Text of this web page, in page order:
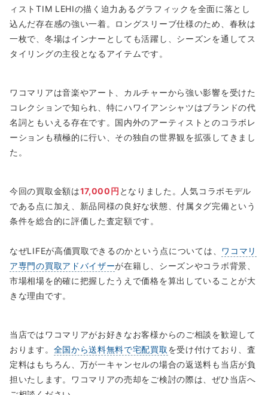
ィストTIM LEHIの描く迫力あるグラフィックを全面に落とし
込んだ存在感の強い一着。ロングスリーブ仕様のため、春秋は
一枚で、冬場はインナーとしても活躍し、シーズンを通してス
タイリングの主役となるアイテムです。
ワコマリアは音楽やアート、カルチャーから強い影響を受けた
コレクションで知られ、特にハワイアンシャツはブランドの代
名詞ともいえる存在です。国内外のアーティストとのコラボレ
ーションも積極的に行い、その独自の世界観を拡張してきまし
た。
今回の買取金額は17,000円 となりました。人気コラボモデル
である点に加え、新品同様の良好な状態、付属タグ完備という
条件を総合的に評価した査定額です。
なぜLIFEが高価買取できるのかという点については、 ワコマリ
ア専門の買取アドバイザーが在籍し、シーズンやコラボ背景、
市場相場を的確に把握したうえで価格を算出していることが大
きな理由です。
当店ではワコマリアがお好きなお客様からのご相談を歓迎して
おります。 全国から送料無料で宅配買取 を受け付けており、査
定料はもちろん、万が一キャンセルの場合の返送料も当店が負
担いたします。ワコマリアの売却をご検討の際は、ぜひ当店へ